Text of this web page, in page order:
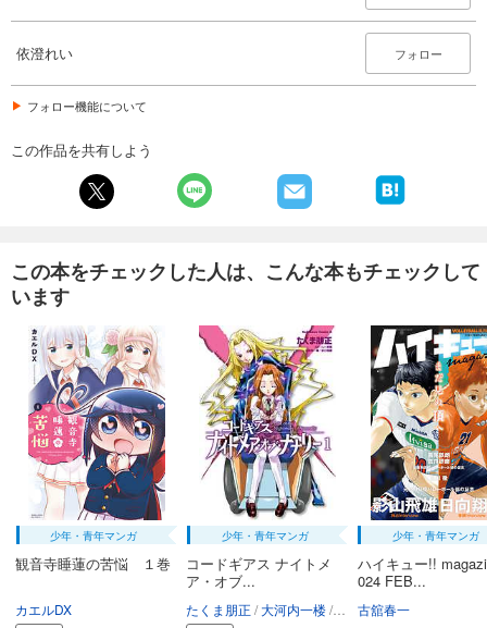
依澄れい フォロー
フォロー機能について
この作品を共有しよう
この本をチェックした人は、こんな本もチェックして
います
少年・青年マンガ
観音寺睡蓮の苦悩 １巻
カエルDX
少年・青年マンガ
コードギアス ナイトメ
ア・オブ...
たくま朋正 大河内一楼 谷口悟朗
少年・青年マンガ
ハイキュー!!
024 FEB...
古舘春一